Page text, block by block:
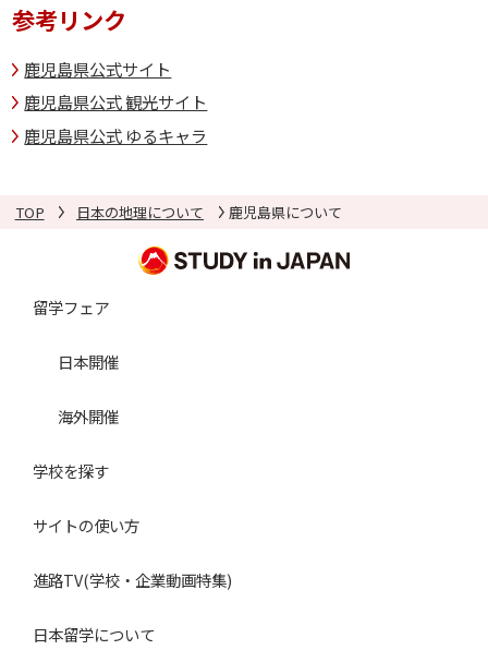
参考リンク
鹿児島県公式サイト
鹿児島県公式 観光サイト
鹿児島県公式 ゆるキャラ
TOP 日本の地理について 鹿児島県について
留学フェア
日本開催
海外開催
学校を探す
サイトの使い方
進路TV(学校・企業動画特集)
日本留学について